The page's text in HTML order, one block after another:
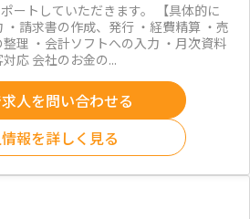
ートしていただきます。 【具体的に
・請求書の作成、発行 ・経費精算 ・売
理 ・会計ソフトへの入力 ・月次資料
応 会社のお金の...
人を問い合わせる
報を詳しく見る